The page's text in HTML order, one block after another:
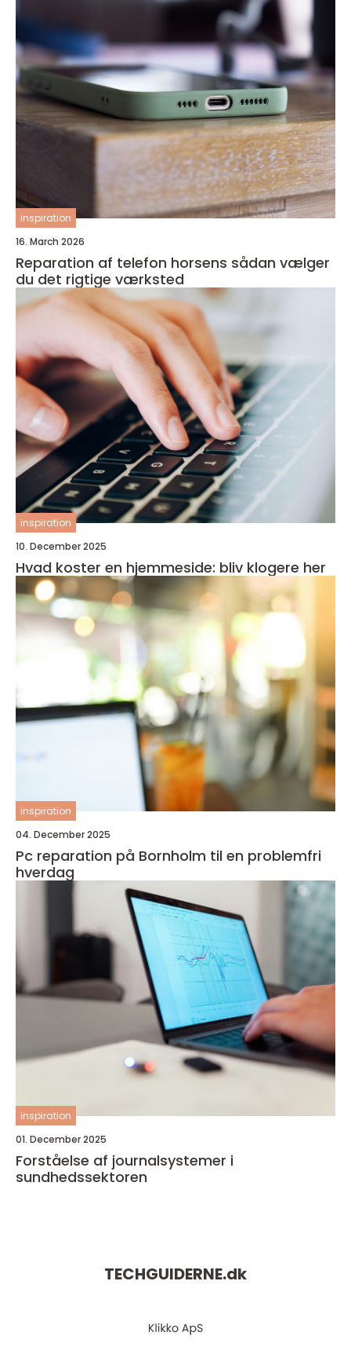
inspiration
16. March 2026
Reparation af telefon horsens sådan vælger
du det rigtige værksted
inspiration
10. December 2025
Hvad koster en hjemmeside: bliv klogere her
inspiration
04. December 2025
Pc reparation på Bornholm til en problemfri
hverdag
inspiration
01. December 2025
Forståelse af journalsystemer i
sundhedssektoren
TECHGUIDERNE.dk